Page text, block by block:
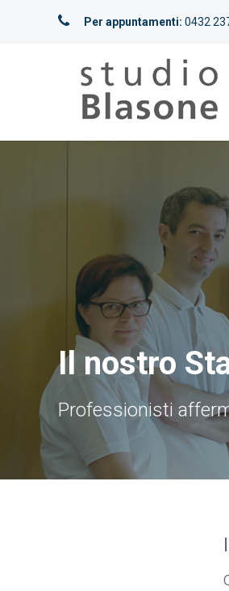
Per appuntamenti: 0432
Il nostro
Professionisti